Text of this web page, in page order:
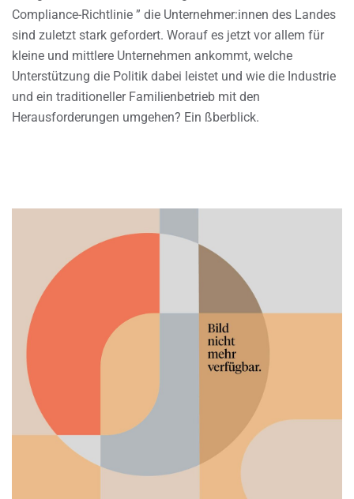
Compliance-Richtlinie ” die Unternehmer:innen des Landes
sind zuletzt stark gefordert. Worauf es jetzt vor allem für
kleine und mittlere Unternehmen ankommt, welche
Unterstützung die Politik dabei leistet und wie die Industrie
und ein traditioneller Familienbetrieb mit den
Herausforderungen umgehen? Ein ßberblick.